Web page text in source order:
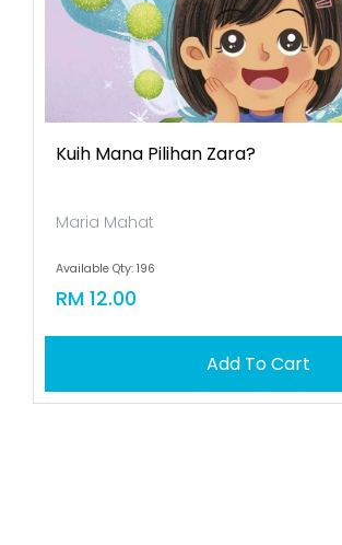
Kuih Mana Pilihan Zara?
Maria Mahat
Available Qty: 196
RM 12.00
Add To Cart